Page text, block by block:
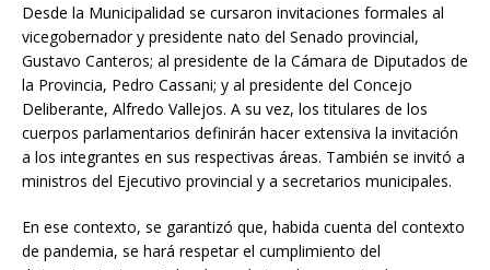
Desde la Municipalidad se cursaron invitaciones formales al
vicegobernador y presidente nato del Senado provincial,
Gustavo Canteros; al presidente de la Cámara de Diputados de
la Provincia, Pedro Cassani; y al presidente del Concejo
Deliberante, Alfredo Vallejos. A su vez, los titulares de los
cuerpos parlamentarios definirán hacer extensiva la invitación
a los integrantes en sus respectivas áreas. También se invitó a
ministros del Ejecutivo provincial y a secretarios municipales.
En ese contexto, se garantizó que, habida cuenta del contexto
de pandemia, se hará respetar el cumplimiento del